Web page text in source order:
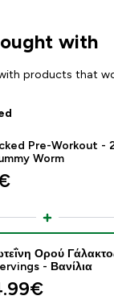
with
products that
Pre-Workout -
Worm
- Πρωτεΐνη
Ορού
- Βανίλια